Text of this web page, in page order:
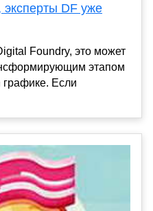
DF уже
Foundry, это может
этапом
графике. Если